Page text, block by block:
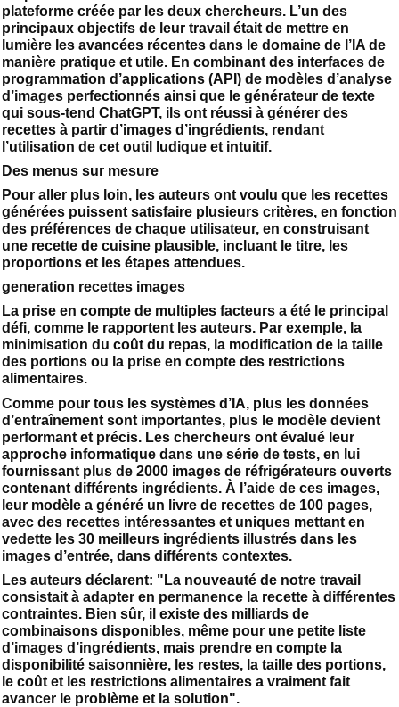
plateforme créée par les deux chercheurs. L’un des
principaux objectifs de leur travail était de mettre en
lumière les avancées récentes dans le domaine de l’IA de
manière pratique et utile. En combinant des interfaces de
programmation d’applications (API) de modèles d’analyse
d’images perfectionnés ainsi que le générateur de texte
qui sous-tend ChatGPT, ils ont réussi à générer des
recettes à partir d’images d’ingrédients, rendant
l’utilisation de cet outil ludique et intuitif.
Des menus sur mesure
Pour aller plus loin, les auteurs ont voulu que les recettes
générées puissent satisfaire plusieurs critères, en fonction
des préférences de chaque utilisateur, en construisant
une recette de cuisine plausible, incluant le titre, les
proportions et les étapes attendues.
generation recettes images
La prise en compte de multiples facteurs a été le principal
défi, comme le rapportent les auteurs. Par exemple, la
minimisation du coût du repas, la modification de la taille
des portions ou la prise en compte des restrictions
alimentaires.
Comme pour tous les systèmes d’IA, plus les données
d’entraînement sont importantes, plus le modèle devient
performant et précis. Les chercheurs ont évalué leur
approche informatique dans une série de tests, en lui
fournissant plus de 2000 images de réfrigérateurs ouverts
contenant différents ingrédients. À l’aide de ces images,
leur modèle a généré un livre de recettes de 100 pages,
avec des recettes intéressantes et uniques mettant en
vedette les 30 meilleurs ingrédients illustrés dans les
images d’entrée, dans différents contextes.
Les auteurs déclarent: "La nouveauté de notre travail
consistait à adapter en permanence la recette à différentes
contraintes. Bien sûr, il existe des milliards de
combinaisons disponibles, même pour une petite liste
d’images d’ingrédients, mais prendre en compte la
disponibilité saisonnière, les restes, la taille des portions,
le coût et les restrictions alimentaires a vraiment fait
avancer le problème et la solution".